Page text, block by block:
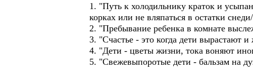
1. "Путь к холодильнику краток и
корках или не вляпаться в остатки снеди/
2. "Пребывание ребенка в комнате
3. "Счастье - это когда дети вырастают
4. "Дети - цветы жизни, тока воняют
5. "Свежевыпоротые дети - бальзам на